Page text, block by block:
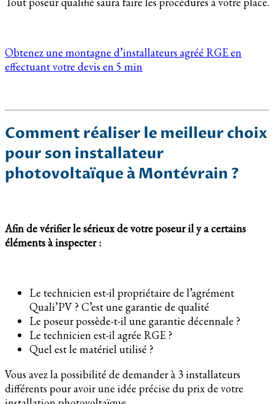
Obtenez une montagne d’installateurs agréé RGE en
effectuant votre devis en 5 min
Comment réaliser le meilleur choix
pour son installateur
photovoltaïque à Montévrain ?
Afin de vérifier le sérieux de votre poseur il y a certains
éléments à inspecter :
Le technicien est-il propriétaire de l’agrément
Quali’PV ? C’est une garantie de qualité
Le poseur possède-t-il une garantie décennale ?
Le technicien est-il agrée RGE ?
Quel est le matériel utilisé ?
Vous avez la possibilité de demander à 3 installateurs
différents pour avoir une idée précise du prix de votre